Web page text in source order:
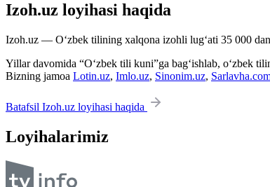
Izoh.uz loyihasi haqida
Izoh.uz — O‘zbek tilining xalqona izohli lug‘ati 35 000
Yillar davomida “O‘zbek tili kuni”ga bag‘ishlab, o‘zbek
Bizning jamoa Lotin.uz, Imlo.uz, Sinonim.uz,
Batafsil Izoh.uz loyihasi haqida
Loyihalarimiz